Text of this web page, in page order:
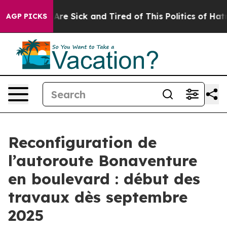
AGP PICKSAre Sick and Tired of This Politics of Hatred”
Reconfiguration de
l’autoroute Bonaventure
en boulevard : début des
travaux dès septembre
2025